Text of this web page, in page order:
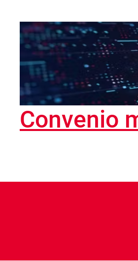
Convenio